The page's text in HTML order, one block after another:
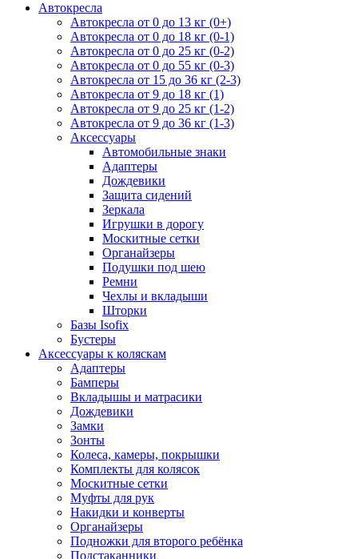
Автокресла
Автокресла от 0 до 13 кг (0+)
Автокресла от 0 до 18 кг (0-1)
Автокресла от 0 до 25 кг (0-2)
Автокресла от 0 до 55 кг (0-3)
Автокресла от 15 до 36 кг (2-3)
Автокресла от 9 до 18 кг (1)
Автокресла от 9 до 25 кг (1-2)
Автокресла от 9 до 36 кг (1-3)
Аксессуары
Автомобильные знаки
Адаптеры
Дождевики
Защита сидений
Зеркала
Игрушки в дорогу
Москитные сетки
Органайзеры
Подушки под шею
Ремни
Чехлы и вкладыши
Шторки
Базы Isofix
Бустеры
Аксессуары к коляскам
Адаптеры
Бамперы
Вкладышы и матрасики
Дождевики
Замки
Зонты
Колеса, камеры, покрышки
Комплекты для колясок
Москитные сетки
Муфты для рук
Накидки и конверты
Органайзеры
Подножки для второго ребёнка
Подстаканники